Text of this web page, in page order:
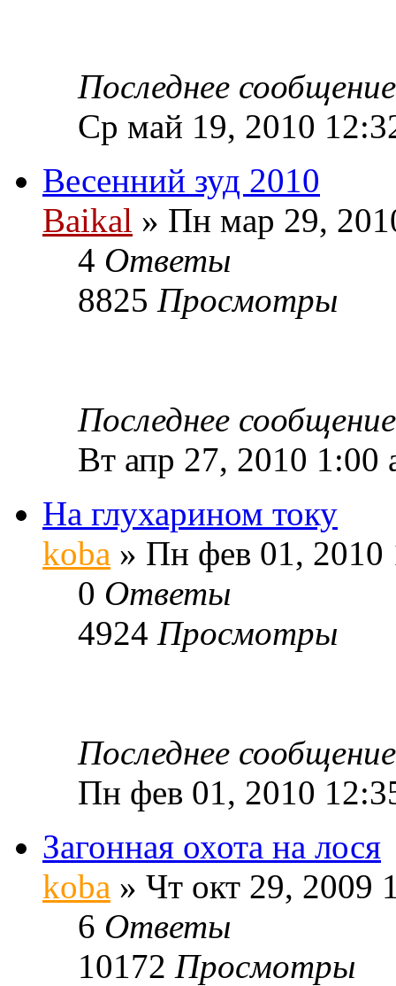
Последнее
Ср май 19, 2010
Весенний зуд 2010
Baikal » Пн мар 29,
4 Ответы
8825 Просмотры
Последнее
Вт апр 27, 2010 1:00
На глухарином току
koba » Пн фев 01, 2010
0 Ответы
4924 Просмотры
Последнее
Пн фев 01, 2010
Загонная охота на лося
koba » Чт окт 29, 2009
6 Ответы
10172 Просмотры